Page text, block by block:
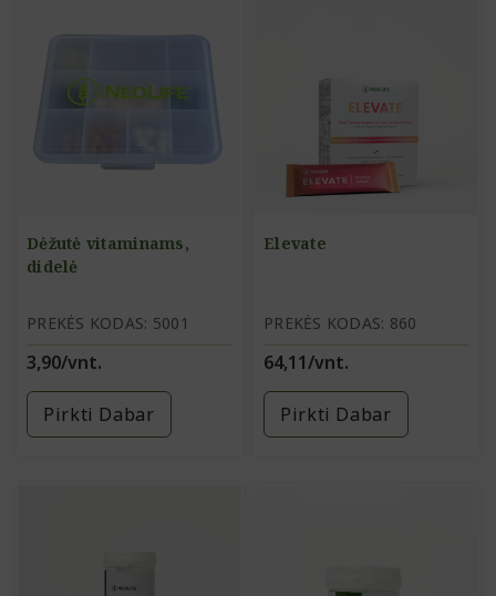
Dėžutė vitaminams,
didelė
PREKĖS KODAS: 5001
3,90/vnt.
Pirkti Dabar
Elevate
PREKĖS KODAS: 860
64,11/vnt.
Pirkti Dabar